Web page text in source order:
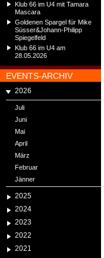
Klub 66 im U4 mit Tamara
Mascara
Goldenen Spargel für Mike
Süsser&Johann-Philipp
Spiegelfeld
Klub 66 im U4 am
28.05.2026
EVENTS-ARCHIV
2026
Juli
Juni
Mai
April
März
Februar
Jänner
2025
2024
2023
2022
2021